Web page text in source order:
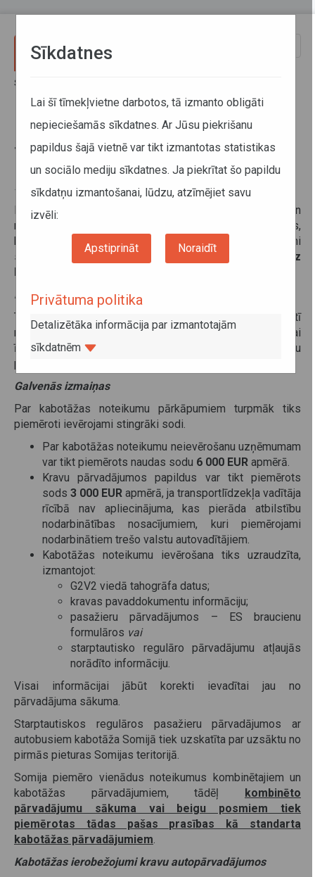
Sākums
Somija precizē kabotāžas
pārvadājumu noteikumus
13. maijs 2026
Lai uzlabotu autopārvadājumu uzraudzības efektivitāti un
nodrošinātu pilnīgāku kontroli, Somija precizē noteikumus,
kas regulē kabotāžas pārvadājumus. Precizētie noteikumi
stājas spēkā
2026. gada 15. maijā un
attiecas gan uz
Kas ir kabotāža?
Tas ir iekšzemes pārvadājums, ko veic citā valstī
reģistrēts pārvadātājs. Šādi pārvadājumi drīkst būt tikai
īslaicīgi un tiem jābūt saistītiem ar starptautisku
pārvadājumu.
Galvenās izmaiņas
Par kabotāžas noteikumu pārkāpumiem turpmāk tiks
piemēroti ievērojami stingrāki sodi.
Par kabotāžas noteikumu neievērošanu uzņēmumam
var tikt piemērots naudas sodu 6 000 EUR apmērā.
Kravu pārvadājumos papildus var tikt piemērots
sods 3 000 EUR apmērā, ja transportlīdzekļa vadītāja
rīcībā nav apliecinājuma, kas pierāda atbilstību
nodarbinātības nosacījumiem, kuri piemērojami
nodarbinātiem trešo valstu autovadītājiem.
Kabotāžas noteikumu ievērošana tiks uzraudzīta,
izmantojot:
G2V2 viedā tahogrāfa datus;
kravas pavaddokumentu informāciju;
pasažieru pārvadājumos – ES braucienu
formulāros vai
starptautisko regulāro pārvadājumu atļaujās
norādīto informāciju.
Visai informācijai jābūt korekti ievadītai jau no
pārvadājuma sākuma.
Starptautiskos regulāros pasažieru pārvadājumos ar
autobusiem kabotāža Somijā tiek uzskatīta par uzsāktu no
pirmās pieturas Somijas teritorijā.
Somija piemēro vienādus noteikumus kombinētajiem un
kabotāžas pārvadājumiem, tādēļ
kombinēto
pārvadājumu sākuma vai beigu posmiem tiek
piemērotas tādas pašas prasības kā standarta
kabotāžas pārvadājumiem.
Kabotāžas ierobežojumi kravu autopārvadājumos
Sīkdatnes
Lai šī tīmekļvietne darbotos, tā izmanto obligāti
nepieciešamās sīkdatnes. Ar Jūsu piekrišanu
papildus šajā vietnē var tikt izmantotas statistikas
un sociālo mediju sīkdatnes. Ja piekrītat šo papildu
sīkdatņu izmantošanai, lūdzu, atzīmējiet savu
izvēli:
Apstiprināt Noraidīt
Privātuma politika
Detalizētāka informācija par izmantotajām
sīkdatnēm